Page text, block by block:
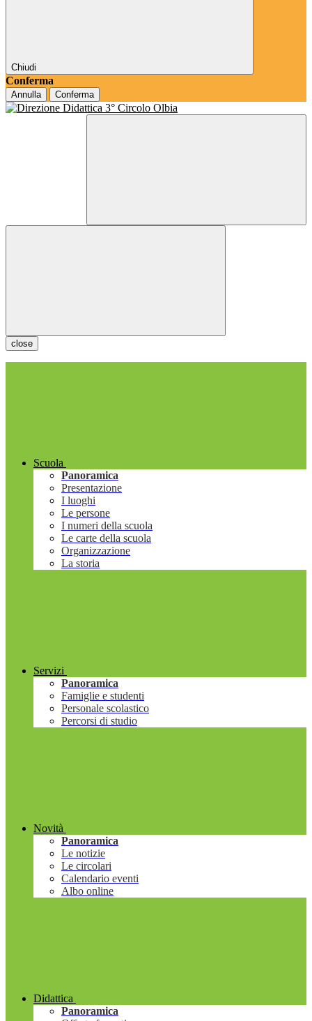
Chiudi
Conferma
Annulla Conferma
close
Scuola
Panoramica
Presentazione
I luoghi
Le persone
I numeri della scuola
Le carte della scuola
Organizzazione
La storia
Servizi
Panoramica
Famiglie e studenti
Personale scolastico
Percorsi di studio
Novità
Panoramica
Le notizie
Le circolari
Calendario eventi
Albo online
Didattica
Panoramica